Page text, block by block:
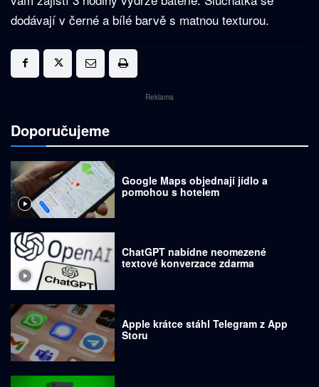
dodávají v černé a bílé barvě s matnou texturou.
Reklama
Doporučujeme
Google Maps objednají jídlo a
pomohou s hotelem
ChatGPT nabídne neomezené
textové konverzace zdarma
Apple krátce stáhl Telegram z App
Storu